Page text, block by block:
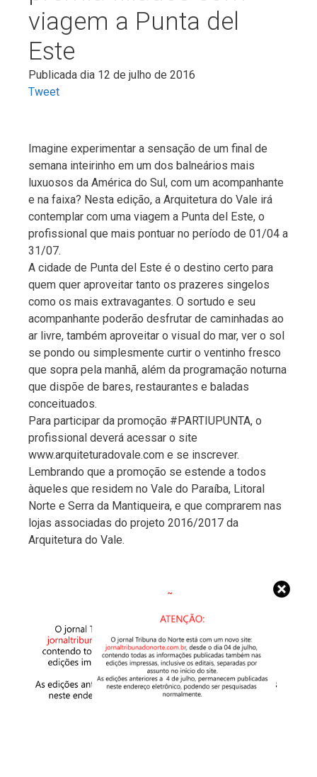
viagem a Punta del
Este
Publicada dia 12 de julho de 2016
Tweet
Imagine experimentar a sensação de um final de
semana inteirinho em um dos balneários mais
luxuosos da América do Sul, com um acompanhante
e na faixa? Nesta edição, a Arquitetura do Vale irá
contemplar com uma viagem a Punta del Este, o
profissional que mais pontuar no período de 01/04 a
31/07.
A cidade de Punta del Este é o destino certo para
quem quer aproveitar tanto os prazeres singelos
como os mais extravagantes. O sortudo e seu
acompanhante poderão desfrutar de caminhadas ao
ar livre, também aproveitar o visual do mar, ver o sol
se pondo ou simplesmente curtir o ventinho fresco
que sopra pela manhã, além da programação noturna
que dispõe de bares, restaurantes e baladas
conceituados.
Para participar da promoção #PARTIUPUNTA, o
profissional deverá acessar o site
www.arquiteturadovale.com e se inscrever.
Lembrando que a promoção se estende a todos
àqueles que residem no Vale do Paraíba, Litoral
Norte e Serra da Mantiqueira, e que comprarem nas
lojas associadas do projeto 2016/2017 da
Arquitetura do Vale.